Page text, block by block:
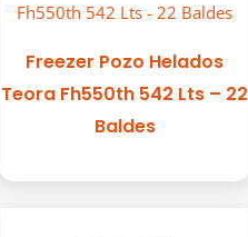
Freezer Pozo Helados
Teora Fh550th 542 Lts – 22
Baldes